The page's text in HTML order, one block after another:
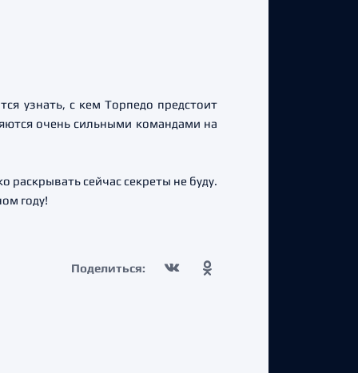
узнать, с кем Торпедо предстоит
очень сильными командами на
сейчас секреты не буду.
году!
Поделиться: